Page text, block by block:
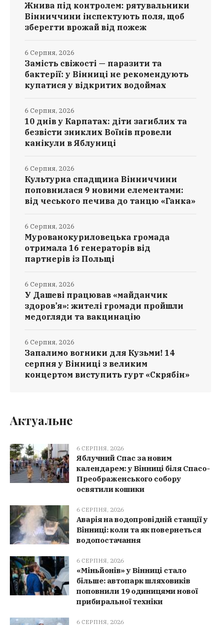
Жнива під контролем: рятувальники
Вінниччини інспектують поля, щоб
зберегти врожай від пожеж
Замість свіжості — паразити та
бактерії: у Вінниці не рекомендують
купатися у відкритих водоймах
6 Серпня, 2026
10 днів у Карпатах: діти загиблих та
безвісти зниклих Воїнів провели
канікули в Яблуниці
6 Серпня, 2026
Культурна спадщина Вінниччини
поповнилася 9 новими елементами:
від чеського печива до танцю «Ганка»
6 Серпня, 2026
Мурованокуриловецька громада
отримала 16 генераторів від
партнерів із Польщі
6 Серпня, 2026
У Дашеві працював «майданчик
здоров’я»: жителі громади пройшли
медогляди та вакцинацію
6 Серпня, 2026
Запалимо вогники для Кузьми! 14
серпня у Вінниці з великим
концертом виступить гурт «Скрябін»
6 Серпня, 2026
Актуальне
6 СЕРПНЯ, 2026
Яблучний Спас за новим
календарем: у Вінниці біля Спасо-
Преображенського собору
освятили кошики
6 СЕРПНЯ, 2026
Аварія на водопровідній станції у
Вінниці: коли та як повернеться
водопостачання
6 СЕРПНЯ, 2026
«Міньйонів» у Вінниці стало
більше: автопарк шляховиків
поповнили 19 одиницями нової
прибиральної техніки
6 СЕРПНЯ, 2026